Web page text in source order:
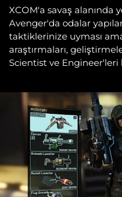
XCOM'a savaş alanında
Avenger'da odalar
taktiklerinize uyması
araştırmaları,
Scientist ve Engineer'leri